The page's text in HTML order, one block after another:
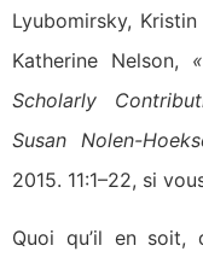
Lyubomirsky,
Katherine Nelson,
Scholarly
Susan Nolen-
2015. 11:1–22, si
Quoi qu’il en